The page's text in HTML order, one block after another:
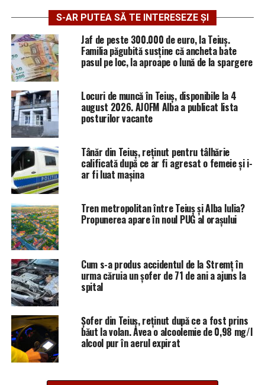
S-AR PUTEA SĂ TE INTERESEZE ȘI
Jaf de peste 300.000 de euro, la Teiuș.
Familia păgubită susține că ancheta bate
pasul pe loc, la aproape o lună de la spargere
Locuri de muncă în Teiuș, disponibile la 4
august 2026. AJOFM Alba a publicat lista
posturilor vacante
Tânăr din Teiuș, reținut pentru tâlhărie
calificată după ce ar fi agresat o femeie și i-
ar fi luat mașina
Tren metropolitan între Teiuș și Alba Iulia?
Propunerea apare în noul PUG al orașului
Cum s-a produs accidentul de la Stremț în
urma căruia un șofer de 71 de ani a ajuns la
spital
Șofer din Teiuș, reținut după ce a fost prins
băut la volan. Avea o alcoolemie de 0,98 mg/l
alcool pur în aerul expirat